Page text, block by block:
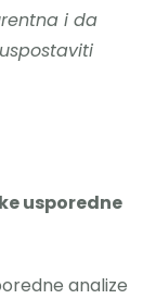
i da
usporedne
analize